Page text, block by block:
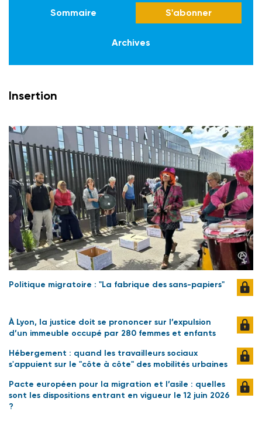
Sommaire S'abonner
Archives
Insertion
Politique migratoire : "La fabrique des sans-papiers"
À Lyon, la justice doit se prononcer sur l’expulsion
d’un immeuble occupé par 280 femmes et enfants
Hébergement : quand les travailleurs sociaux
s'appuient sur le "côte à côte" des mobilités urbaines
Pacte européen pour la migration et l’asile : quelles
sont les dispositions entrant en vigueur le 12 juin 2026
?